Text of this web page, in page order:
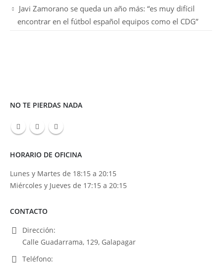
Javi Zamorano se queda un año más: “es muy difícil
encontrar en el fútbol español equipos como el CDG”
NO TE PIERDAS NADA
HORARIO DE OFICINA
Lunes y Martes de 18:15 a 20:15
Miércoles y Jueves de 17:15 a 20:15
CONTACTO
Dirección:
Calle Guadarrama, 129, Galapagar
Teléfono: